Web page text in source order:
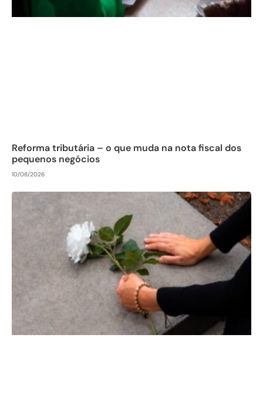
Reforma tributária – o que muda na nota fiscal dos
pequenos negócios
10/08/2026